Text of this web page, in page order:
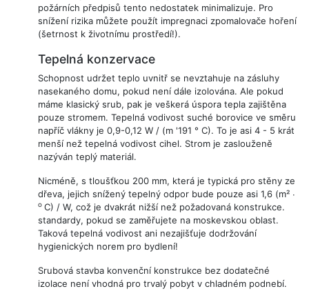
požárních předpisů tento nedostatek minimalizuje. Pro
snížení rizika můžete použít impregnaci zpomalovače hoření
(šetrnost k životnímu prostředí!).
Tepelná konzervace
Schopnost udržet teplo uvnitř se nevztahuje na zásluhy
nasekaného domu, pokud není dále izolována. Ale pokud
máme klasický srub, pak je veškerá úspora tepla zajištěna
pouze stromem. Tepelná vodivost suché borovice ve směru
napříč vlákny je 0,9-0,12 W / (m '191 ° C). To je asi 4 - 5 krát
menší než tepelná vodivost cihel. Strom je zaslouženě
nazýván teplý materiál.
Nicméně, s tloušťkou 200 mm, která je typická pro stěny ze
dřeva, jejich snížený tepelný odpor bude pouze asi 1,6 (m² ∙
o C) / W, což je dvakrát nižší než požadovaná konstrukce.
standardy, pokud se zaměřujete na moskevskou oblast.
Taková tepelná vodivost ani nezajišťuje dodržování
hygienických norem pro bydlení!
Srubová stavba konvenční konstrukce bez dodatečné
izolace není vhodná pro trvalý pobyt v chladném podnebí.